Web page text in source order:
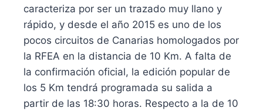
caracteriza por ser un trazado muy llano y
rápido, y desde el año 2015 es uno de los
pocos circuitos de Canarias homologados por
la RFEA en la distancia de 10 Km. A falta de
la confirmación oficial, la edición popular de
los 5 Km tendrá programada su salida a
partir de las 18:30 horas. Respecto a la de 10